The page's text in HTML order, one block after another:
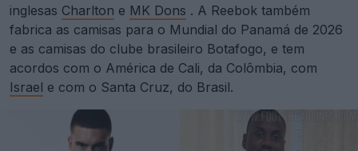
inglesas Charlton e MK Dons . A Reebok também
fabrica as camisas para o Mundial do Panamá de 2026
e as camisas do clube brasileiro Botafogo, e tem
acordos com o América de Cali, da Colômbia, com
Israel e com o Santa Cruz, do Brasil.